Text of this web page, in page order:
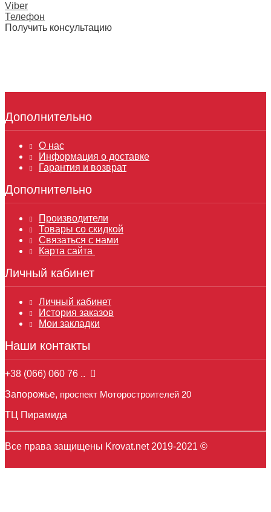
Viber
Телефон
Получить консультацию
Дополнительно
О нас
Информация о доставке
Гарантия и возврат
Дополнительно
Производители
Товары со скидкой
Связаться с нами
Карта сайта
Личный кабинет
Личный кабинет
История заказов
Мои закладки
Наши контакты
+38 (066) 060 76 ..
Запорожье, проспект Моторостроителей 20
ТЦ Пирамида
Все права защищены Krovat.net 2019-2021 ©